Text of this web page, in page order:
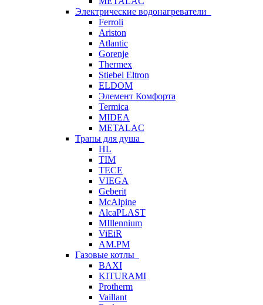
Электрические водонагреватели
Ferroli
Ariston
Atlantic
Gorenje
Thermex
Stiebel Eltron
ELDOM
Элемент Комфорта
Termica
MIDEA
METALAC
Трапы для душа
HL
TIM
TECE
VIEGA
Geberit
McAlpine
AlcaPLAST
MIllennium
ViEiR
AM.PM
Газовые котлы
BAXI
KITURAMI
Protherm
Vaillant